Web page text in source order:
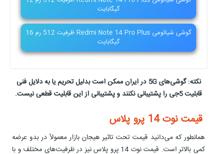
گیگابایت
گوشی شیائومی Redmi Note 14 Pro Plus ظرفیت 512 رم 16
گیگابایت
نکته: گوشی‌های 5G در ایران ممکن است بدلیل تحریم یا به دلایل فنی
قابلیت 5جی را پشتیبانی نکنند و پشتیبانی از این قابلیت قطعی نیست.
قیمت نوت 14 پرو پلاس
همانطور که می‌دانید قیمت تحت تاثیر هیجان بازار معمولاً در بدو عرضه
کمی بالاتر است. قیمت نوت 14 پرو پلاس نیز در ظرفیت‌های مختلف و با